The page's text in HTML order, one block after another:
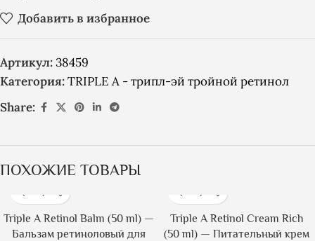
Добавить в избранное
Артикул:38459
Категория:TRIPLE A - трипл-эй тройной ретинол
Share:
ПОХОЖИЕ ТОВАРЫ
Triple A Retinol Balm (50 ml) —
Бальзам ретиноловый для
Triple A Retinol Cream Rich
(50 ml) — Питательный крем